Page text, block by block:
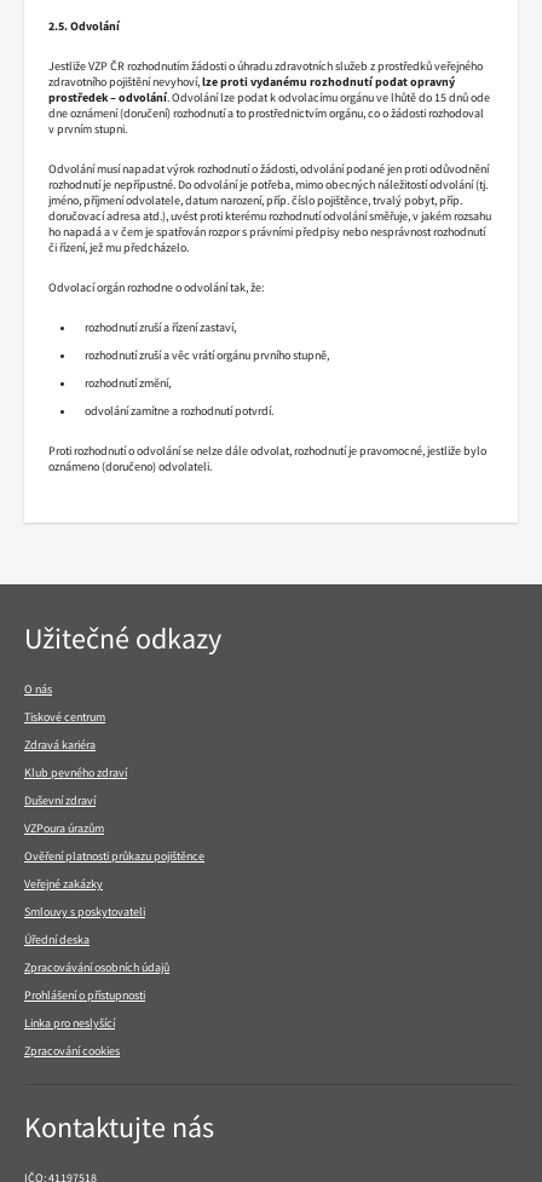
2.5. Odvolání
Jestliže VZP ČR rozhodnutím žádosti o úhradu zdravotních služeb z prostředků veřejného
zdravotního pojištění nevyhoví,lze proti vydanému rozhodnutí podat opravný
prostředek – odvolání. Odvolání lze podat k odvolacímu orgánu ve lhůtě do 15 dnů ode
dne oznámení (doručení) rozhodnutí a to prostřednictvím orgánu, co o žádosti rozhodoval
v prvním stupni.
Odvolání musí napadat výrok rozhodnutí o žádosti, odvolání podané jen proti odůvodnění
rozhodnutí je nepřípustné. Do odvolání je potřeba, mimo obecných náležitostí odvolání (tj.
jméno, příjmení odvolatele, datum narození, příp. číslo pojištěnce, trvalý pobyt, příp.
doručovací adresa atd.), uvést proti kterému rozhodnutí odvolání směřuje, v jakém rozsahu
ho napadá a v čem je spatřován rozpor s právními předpisy nebo nesprávnost rozhodnutí
či řízení, jež mu předcházelo.
Odvolací orgán rozhodne o odvolání tak, že:
rozhodnutí zruší a řízení zastaví,
rozhodnutí zruší a věc vrátí orgánu prvního stupně,
rozhodnutí změní,
odvolání zamítne a rozhodnutí potvrdí.
Proti rozhodnutí o odvolání se nelze dále odvolat, rozhodnutí je pravomocné, jestliže bylo
oznámeno (doručeno) odvolateli.
Navigace
v
Užitečné odkazy
O nás
Tiskové centrum
Zdravá kariéra
Klub pevného zdraví
Duševní zdraví
VZPoura úrazům
Ověření platnosti průkazu pojištěnce
Veřejné zakázky
Smlouvy s poskytovateli
Úřední deska
Zpracovávání osobních údajů
Prohlášení o přístupnosti
Linka pro neslyšící
Zpracování cookies
Kontaktujte nás
IČO: 41197518